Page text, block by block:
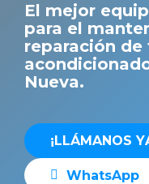
El mejor
para el
reparación de
Nueva.
¡LLÁMANOS Y
WhatsApp